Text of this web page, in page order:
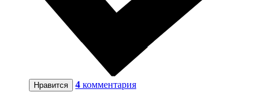
Нравится 4 комментария